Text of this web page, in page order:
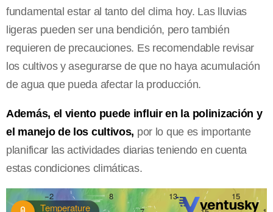
fundamental estar al tanto del clima hoy. Las lluvias
ligeras pueden ser una bendición, pero también
requieren de precauciones. Es recomendable revisar
los cultivos y asegurarse de que no haya acumulación
de agua que pueda afectar la producción.
Además, el viento puede influir en la polinización y
el manejo de los cultivos, por lo que es importante
planificar las actividades diarias teniendo en cuenta
estas condiciones climáticas.